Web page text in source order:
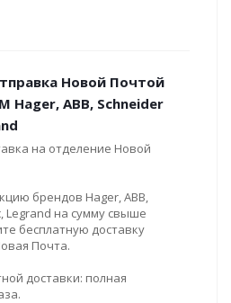
Новой Почтой
Hager, ABB, Schneider
на отделение Новой
брендов Hager, ABB,
Legrand на сумму свыше
бесплатную доставку
Почта.
доставки: полная